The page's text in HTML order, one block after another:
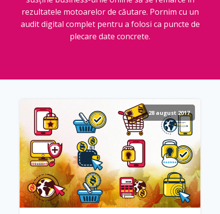
rezultatele motoarelor de căutare. Pornim cu un
audit digital complet pentru a folosi ca puncte de
plecare date concrete.
28 august 2017